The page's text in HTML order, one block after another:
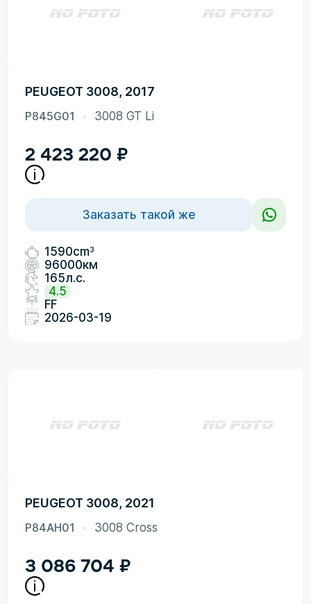
PEUGEOT 3008, 2017
P845G01 3008 GT Li
2 423 220 ₽
Заказать такой же
1590cm3
96000км
165л.с.
4.5
FF
2026-03-19
PEUGEOT 3008, 2021
P84AH01 3008 Cross
3 086 704 ₽